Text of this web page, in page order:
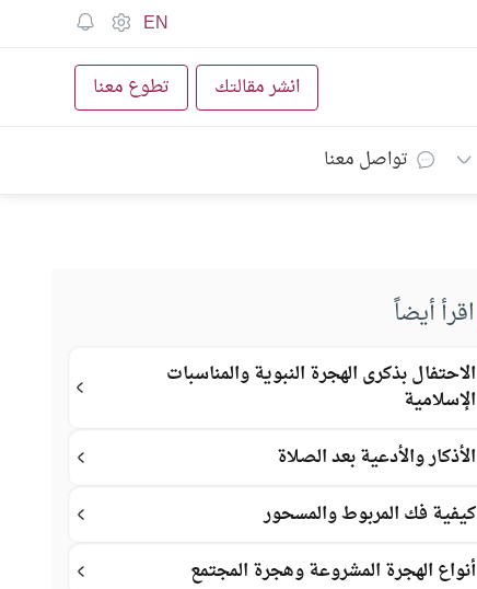
EN
انشر مقالتك تطوع معنا
تواصل معنا
اقرأ أيضاً
الاحتفال بذكرى الهجرة النبوية والمناسبات
الإسلامية
الأذكار والأدعية بعد الصلاة
كيفية فك المربوط والمسحور
أنواع الهجرة المشروعة وهجرة المجتمع